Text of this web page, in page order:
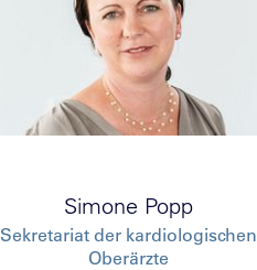
Simone Popp
Sekretariat der kardiologischen
Oberärzte